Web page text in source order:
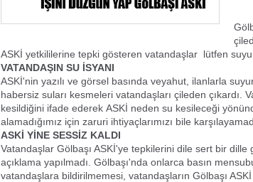
ASKİ yetkililerine tepki gösteren vatandaşlar lütfen
VATANDAŞIN SU İSYANI
ASKİ'nin yazılı ve görsel basında veyahut, ilanlarla
habersiz suları kesmeleri vatandaşları çileden çıkardı.
kesildiğini ifade ederek ASKİ neden su kesileceği
alamadığımız için zaruri ihtiyaçlarımızı bile
ASKİ YİNE SESSİZ KALDI
Vatandaşlar Gölbaşı ASKİ'ye tepkilerini dile sert bir
açıklama yapılmadı. Gölbaşı'nda onlarca basın
vatandaşlara bildirilmemesi, vatandaşların Gölbaşı